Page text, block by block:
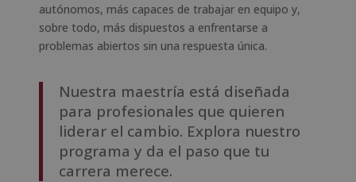
autónomos, más capaces de trabajar en equipo y,
sobre todo, más dispuestos a enfrentarse a
problemas abiertos sin una respuesta única.
Nuestra maestría está diseñada
para profesionales que quieren
liderar el cambio. Explora nuestro
programa y da el paso que tu
carrera merece.